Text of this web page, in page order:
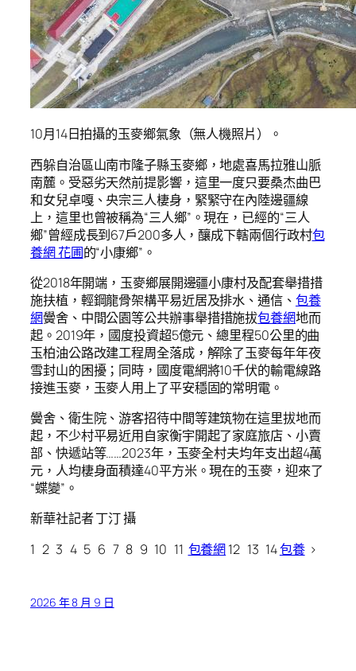
10月14日拍攝的玉麥鄉氣象（無人機照片）。
西躲自治區山南市隆子縣玉麥鄉，地處喜馬拉雅山脈
南麓。受惡劣天然前提影響，這里一度只要桑杰曲巴
和女兒卓嘎、央宗三人棲身，緊緊守在內陸邊疆線
上，這里也曾被稱為“三人鄉”。現在，已經的“三人
鄉”曾經成長到67戶200多人，釀成下轄兩個行政村包
養網 花圃的“小康鄉”。
從2018年開端，玉麥鄉展開邊疆小康村及配套舉措措
施扶植，輕鋼龍骨架構平易近居及排水、通信、 包養
網黌舍、中間公園等公共辦事舉措措施拔包養網地而
起。2019年，國度投資超5億元、總里程50公里的曲
玉柏油公路改建工程周全落成，解除了玉麥每年年夜
雪封山的困擾；同時，國度電網將10千伏的輸電線路
接進玉麥，玉麥人用上了平安穩固的常明電。
黌舍、衛生院、游客招待中間等建筑物在這里拔地而
起，不少村平易近用自家衡宇開起了家庭旅店、小賣
部、快遞站等……2023年，玉麥全村夫均年支出超4萬
元，人均棲身面積達40平方米。現在的玉麥，迎來了
“蝶變”。
新華社記者 丁汀 攝
1 2 3 4 5 6 7 8 9 10 11 包養網12 13 14包養>
2026 年 8 月 9 日